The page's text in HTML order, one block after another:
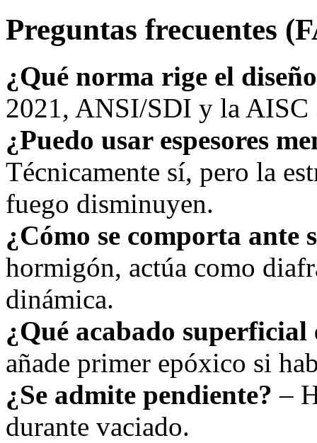
Preguntas frecuentes
¿Qué norma rige el
2021, ANSI/SDI y la AISC
¿Puedo usar espesores
Técnicamente sí, pero la
fuego disminuyen.
¿Cómo se comporta ante
hormigón, actúa como
dinámica.
¿Qué acabado superficial
añade primer epóxico si
¿Se admite pendiente? –
durante vaciado.